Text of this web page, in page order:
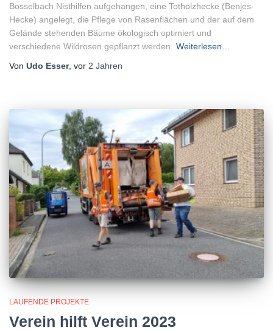
Bosselbach Nisthilfen aufgehangen, eine Totholzhecke (Benjes-
Hecke) angelegt, die Pflege von Rasenflächen und der auf dem
Gelände stehenden Bäume ökologisch optimiert und
verschiedene Wildrosen gepflanzt werden.
Weiterlesen…
Von Udo Esser, vor 2 Jahren
LAUFENDE PROJEKTE
Verein hilft Verein 2023